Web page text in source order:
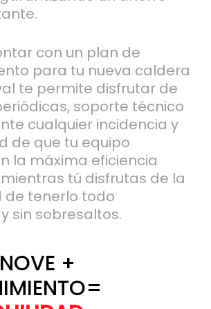
con un plan de
para tu nueva caldera
te permite disfrutar de
soporte técnico
cualquier incidencia y
de que tu equipo
la máxima eficiencia
tú disfrutas de la
de tenerlo todo
sin sobresaltos.